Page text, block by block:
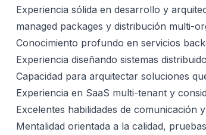
Experiencia sólida en desarrollo y
managed packages y distribución multi-
Conocimiento profundo en servicios
Experiencia diseñando sistemas
Capacidad para arquitectar soluciones
Experiencia en SaaS multi-tenant y
Excelentes habilidades de comunicación
Mentalidad orientada a la calidad,